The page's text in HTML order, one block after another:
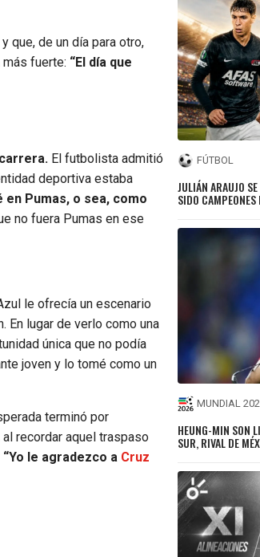
que, de un día para otro,
fuerte: “El día que
El futbolista admitió
deportiva estaba
en Pumas, o sea, como
no fuera Pumas en ese
le ofrecía un escenario
En lugar de verlo como una
única que no podía
joven y lo tomé como un
terminó por
recordar aquel traspaso
“Yo le agradezco a Cruz
FÚTBOL
JULIÁN ARAUJO
SIDO CAMPEONES
MUNDIAL
HEUNG-MIN SON
SUR, RIVAL DE